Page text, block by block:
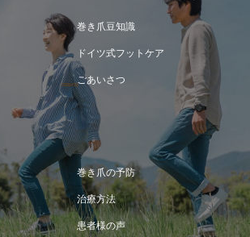
巻き爪豆知識
ドイツ式フットケア
ごあいさつ
巻き爪の予防
治療方法
患者様の声